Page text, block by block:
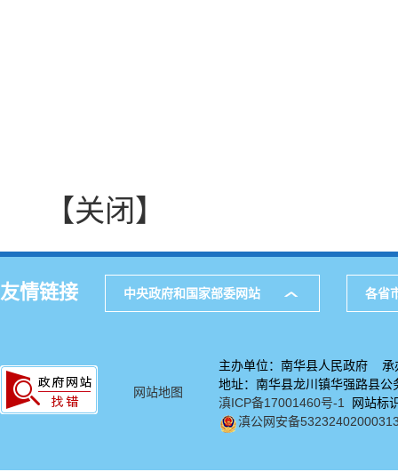
【关闭】
友情链接 中央政府和国家部委网站 各省
网站地图
主办单位：南华县人民政府 承
地址：南华县龙川镇华强路
滇ICP备17001460号-1
网站标
滇公网安备